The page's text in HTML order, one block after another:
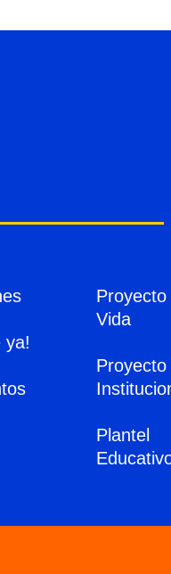
ya!
Proyecto
Vida
Proyecto
Plantel